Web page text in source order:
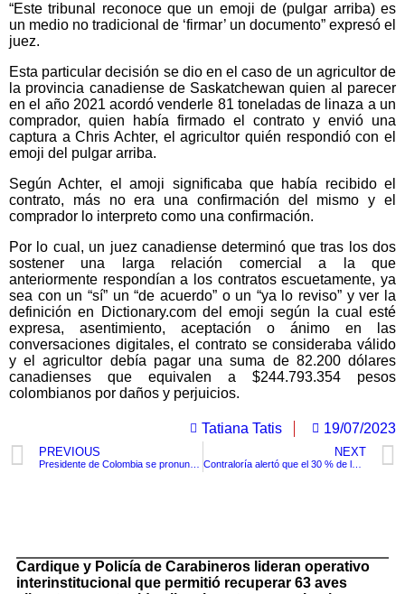
“Este tribunal reconoce que un emoji de (pulgar arriba) es
un medio no tradicional de ‘firmar’ un documento” expresó el
juez.
Esta particular decisión se dio en el caso de un agricultor de
la provincia canadiense de Saskatchewan quien al parecer
en el año 2021 acordó venderle 81 toneladas de linaza a un
comprador, quien había firmado el contrato y envió una
captura a Chris Achter, el agricultor quién respondió con el
emoji del pulgar arriba.
Según Achter, el amoji significaba que había recibido el
contrato, más no era una confirmación del mismo y el
comprador lo interpreto como una confirmación.
Por lo cual, un juez canadiense determinó que tras los dos
sostener una larga relación comercial a la que
anteriormente respondían a los contratos escuetamente, ya
sea con un “sí” un “de acuerdo” o un “ya lo reviso” y ver la
definición en Dictionary.com del emoji según la cual esté
expresa, asentimiento, aceptación o ánimo en las
conversaciones digitales, el contrato se consideraba válido
y el agricultor debía pagar una suma de 82.200 dólares
canadienses que equivalen a $244.793.354 pesos
colombianos por daños y perjuicios.
Tatiana Tatis 19/07/2023
PREVIOUS NEXT
Contraloría alertó que el 30 % de los escenarios de los juegos nacionales en el Eje Cafetero no se entregarían
Cardique y Policía de Carabineros lideran operativo
interinstitucional que permitió recuperar 63 aves